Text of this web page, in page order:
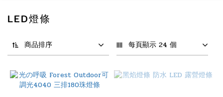
LED燈條
商品排序 每頁顯示 24 個